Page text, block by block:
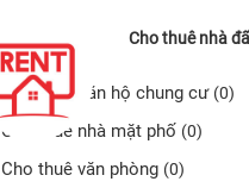
Cho thuê nhà
Cho thuê căn hộ chung cư (0)
Cho thuê nhà mặt phố (0)
Cho thuê văn phòng (0)